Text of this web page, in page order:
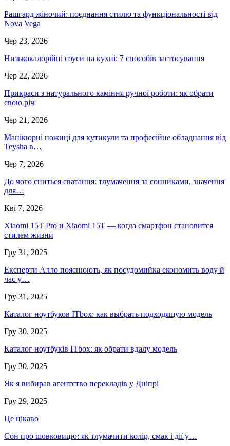
Рашгард жіночий: поєднання стилю та функціональності від
Nova Vega
Чер 23, 2026
Низькокалорійні соуси на кухні: 7 способів застосування
Чер 22, 2026
Прикраси з натурального каміння ручної роботи: як обрати
свою річ
Чер 21, 2026
Манікюрні ножиці для кутикули та професійне обладнання від
Teysha в…
Чер 7, 2026
До чого сниться сватання: тлумачення за сонниками, значення
для…
Кві 7, 2026
Xiaomi 15T Pro и Xiaomi 15T — когда смартфон становится
стилем жизни
Гру 31, 2025
Експерти Алло пояснюють, як посудомийка економить воду й
час у…
Гру 31, 2025
Каталог ноутбуков ITbox: как выбрать подходящую модель
Гру 30, 2025
Каталог ноутбуків ITbox: як обрати вдалу модель
Гру 30, 2025
Як я вибирав агентство перекладів у Дніпрі
Гру 29, 2025
Це цікаво
Сон про шовковицю: як тлумачити колір, смак і дії у…